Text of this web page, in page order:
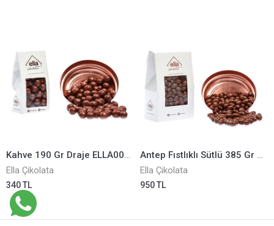
Kahve 190 Gr Draje ELLA0001050
Ella Çikolata
340 TL
Antep Fıstlıklı Sütlü 385 Gr Draje ELLA0001071
Ella Çikolata
950 TL